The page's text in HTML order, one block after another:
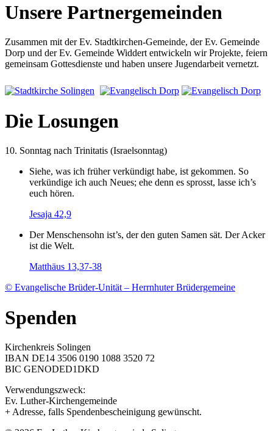
Unsere Partnergemeinden
Zusammen mit der Ev. Stadtkirchen-Gemeinde, der Ev. Gemeinde
Dorp und der Ev. Gemeinde Widdert entwickeln wir Projekte, feiern
gemeinsam Gottesdienste und haben unsere Jugendarbeit vernetzt.
Die Losungen
10. Sonntag nach Trinitatis (Israelsonntag)
Siehe, was ich früher verkündigt habe, ist gekommen. So
verkündige ich auch Neues; ehe denn es sprosst, lasse ich’s
euch hören.
Jesaja 42,9
Der Menschensohn ist’s, der den guten Samen sät. Der Acker
ist die Welt.
Matthäus 13,37-38
© Evangelische Brüder-Unität – Herrnhuter Brüdergemeine
Spenden
Kirchenkreis Solingen
IBAN DE14 3506 0190 1088 3520 72
BIC GENODED1DKD
Verwendungszweck:
Ev. Luther-Kirchengemeinde
+ Adresse, falls Spendenbescheinigung gewünscht.